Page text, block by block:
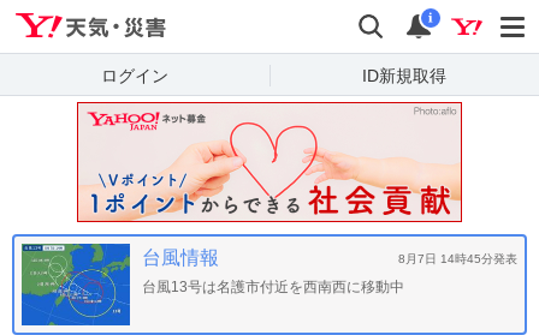
検索 通知
i
ログイン ID新規取得
台風情報 8月7日 14時45分発表
台風13号は名護市付近を西南西に移動中